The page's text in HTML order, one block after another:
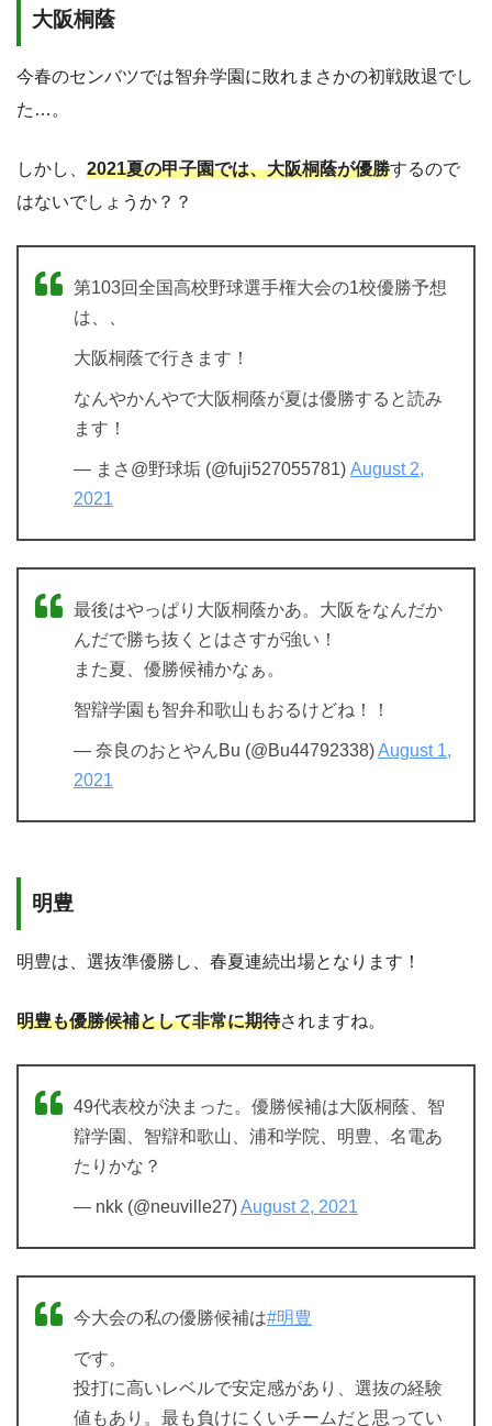
大阪桐蔭
今春のセンバツでは智弁学園に敗れまさかの初戦敗退でし
た…。
しかし、 2021夏の甲子園では、大阪桐蔭が優勝するので
はないでしょうか？？
第103回全国高校野球選手権大会の1校優勝予想
は、、
大阪桐蔭で行きます！
なんやかんやで大阪桐蔭が夏は優勝すると読み
ます！
— まさ@野球垢 (@fuji527055781) August 2,
2021
最後はやっぱり大阪桐蔭かあ。大阪をなんだか
んだで勝ち抜くとはさすが強い！
また夏、優勝候補かなぁ。
智辯学園も智弁和歌山もおるけどね！！
— 奈良のおとやんBu (@Bu44792338)August 1,
2021
明豊
明豊は、選抜準優勝し、春夏連続出場となります！
明豊も優勝候補として非常に期待されますね。
49代表校が決まった。優勝候補は大阪桐蔭、智
辯学園、智辯和歌山、浦和学院、明豊、名電あ
たりかな？
— nkk (@neuville27)August 2, 2021
今大会の私の優勝候補は#明豊
です。
投打に高いレベルで安定感があり、選抜の経験
値もあり。最も負けにくいチームだと思ってい